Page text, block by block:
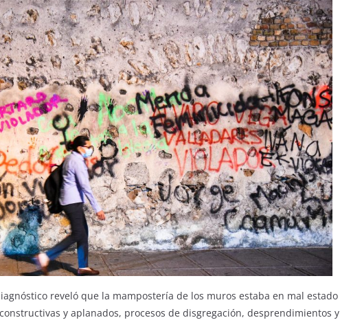
reveló que la mampostería de los muros estaba en mal estado
y aplanados, procesos de disgregación, desprendimientos y